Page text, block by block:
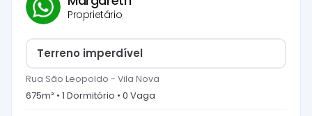
Proprietário
Terreno imperdível
Rua São Leopoldo - Vila Nova
675m² • 1 Dormitório • 0 Vaga